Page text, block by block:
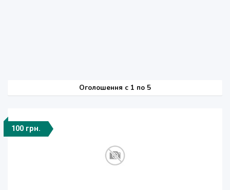
Оголошення c 1 по 5
100 грн.